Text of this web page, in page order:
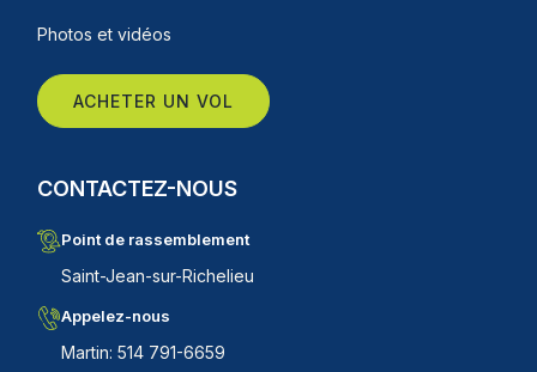
Photos et vidéos
ACHETER UN VOL
CONTACTEZ-NOUS
Point de rassemblement
Saint-Jean-sur-Richelieu
Appelez-nous
Martin: 514 791-6659